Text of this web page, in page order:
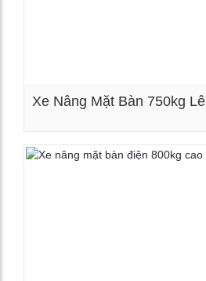
Xe Nâng Mặt Bàn 750kg